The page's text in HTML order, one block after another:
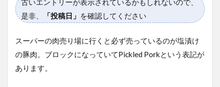
是非、
「投稿日」 を確認してください
スーパーの肉売り場に行くと必ず売っているのが塩漬け
の豚肉。ブロックになっていてPickled Porkという表記が
あります。